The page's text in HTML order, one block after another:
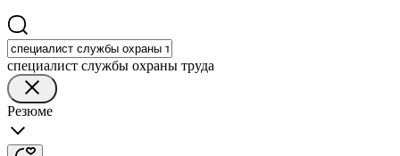
специалист службы охраны труда
Резюме